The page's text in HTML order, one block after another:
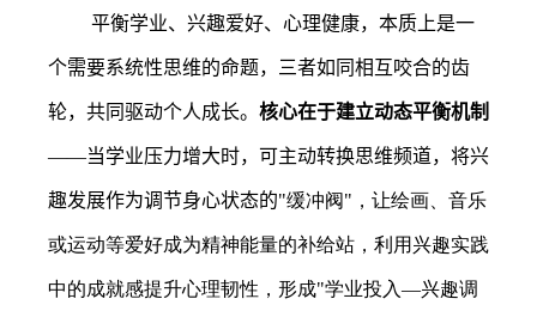
平衡学业、兴趣爱好、心理健康，本质上是一
个需要系统性思维的命题，三者如同相互咬合的齿
轮，共同驱动个人成长。 核心在于建立动态平衡机制
——当学业压力增大时，可主动转换思维频道，将兴
趣发展作为调节身心状态的"缓冲阀" ，让绘画、音乐
或运动等爱好成为精神能量的补给站，利用兴趣实践
中的成就感提升心理韧性，形成"学业投入—兴趣调